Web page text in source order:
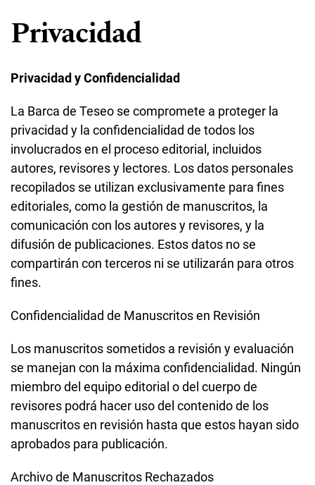
Privacidad
Privacidad y Confidencialidad
La Barca de Teseo se compromete a proteger la
privacidad y la confidencialidad de todos los
involucrados en el proceso editorial, incluidos
autores, revisores y lectores. Los datos personales
recopilados se utilizan exclusivamente para fines
editoriales, como la gestión de manuscritos, la
comunicación con los autores y revisores, y la
difusión de publicaciones. Estos datos no se
compartirán con terceros ni se utilizarán para otros
fines.
Confidencialidad de Manuscritos en Revisión
Los manuscritos sometidos a revisión y evaluación
se manejan con la máxima confidencialidad. Ningún
miembro del equipo editorial o del cuerpo de
revisores podrá hacer uso del contenido de los
manuscritos en revisión hasta que estos hayan sido
aprobados para publicación.
Archivo de Manuscritos Rechazados